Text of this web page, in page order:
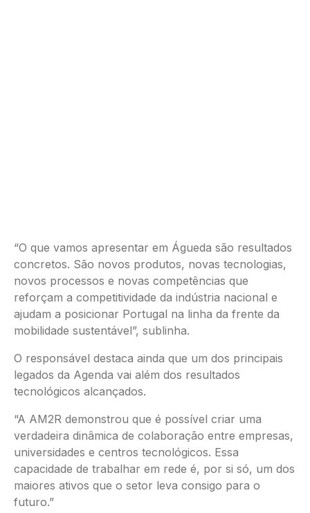
“O que vamos apresentar em Águeda são resultados
concretos. São novos produtos, novas tecnologias,
novos processos e novas competências que
reforçam a competitividade da indústria nacional e
ajudam a posicionar Portugal na linha da frente da
mobilidade sustentável”, sublinha.
O responsável destaca ainda que um dos principais
legados da Agenda vai além dos resultados
tecnológicos alcançados.
“A AM2R demonstrou que é possível criar uma
verdadeira dinâmica de colaboração entre empresas,
universidades e centros tecnológicos. Essa
capacidade de trabalhar em rede é, por si só, um dos
maiores ativos que o setor leva consigo para o
futuro.”